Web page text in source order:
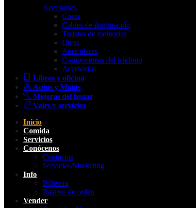
Accesorios
Cosas
Cables de iluminación
Tarjetas de memorias
Otros
Auriculares
Componentes del teléfono
Accesorios
Libros y oficina
Autos y Motos
Mejoras del hogar
Vales y servicios
Inicio
Comida
Servicios
Conócenos
Contactos
Servicios/Marketing
Info
Billetera
Rastreo de orden
Vender